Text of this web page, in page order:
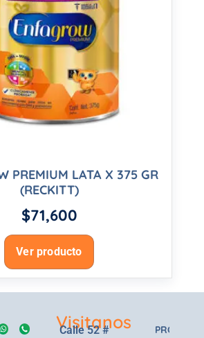
PREMIUM LATA X 375 GR
(RECKITT)
$71,600
Ver producto
Visitanos
Calle 52 #